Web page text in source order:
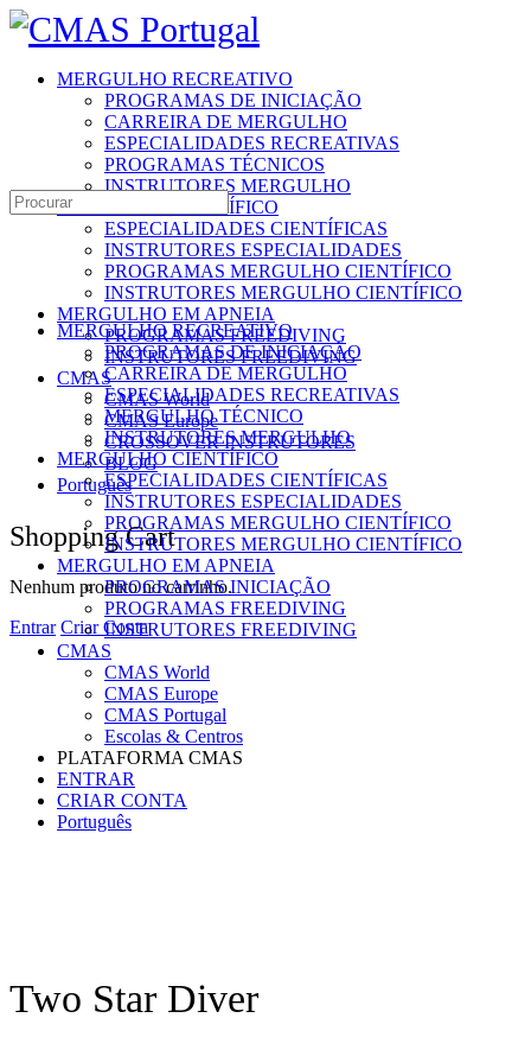
Toggle
Side
MERGULHO RECREATIVO
PROGRAMAS DE INICIAÇÃO
CARREIRA DE MERGULHO
ESPECIALIDADES RECREATIVAS
PROGRAMAS TÉCNICOS
INSTRUTORES MERGULHO
MERGULHO CIENTÍFICO
ESPECIALIDADES CIENTÍFICAS
INSTRUTORES ESPECIALIDADES
PROGRAMAS MERGULHO CIENTÍFICO
INSTRUTORES MERGULHO CIENTÍFICO
MERGULHO EM APNEIA
PROGRAMAS FREEDIVING
INSTRUTORES FREEDIVING
CMAS
CMAS World
CMAS Europe
CROSSOVER INSTRUTORES
BLOG
Português
More
options
Shopping Cart
Nenhum produto no carrinho.
Entrar Criar Conta
Search
for:
MERGULHO RECREATIVO
PROGRAMAS DE INICIAÇÃO
CARREIRA DE MERGULHO
ESPECIALIDADES RECREATIVAS
MERGULHO TÉCNICO
INSTRUTORES MERGULHO
MERGULHO CIENTÍFICO
ESPECIALIDADES CIENTÍFICAS
INSTRUTORES ESPECIALIDADES
PROGRAMAS MERGULHO CIENTÍFICO
INSTRUTORES MERGULHO CIENTÍFICO
MERGULHO EM APNEIA
PROGRAMAS INICIAÇÃO
PROGRAMAS FREEDIVING
INSTRUTORES FREEDIVING
CMAS
CMAS World
CMAS Europe
CMAS Portugal
Escolas & Centros
PLATAFORMA CMAS
ENTRAR
CRIAR CONTA
Português
Two Star Diver